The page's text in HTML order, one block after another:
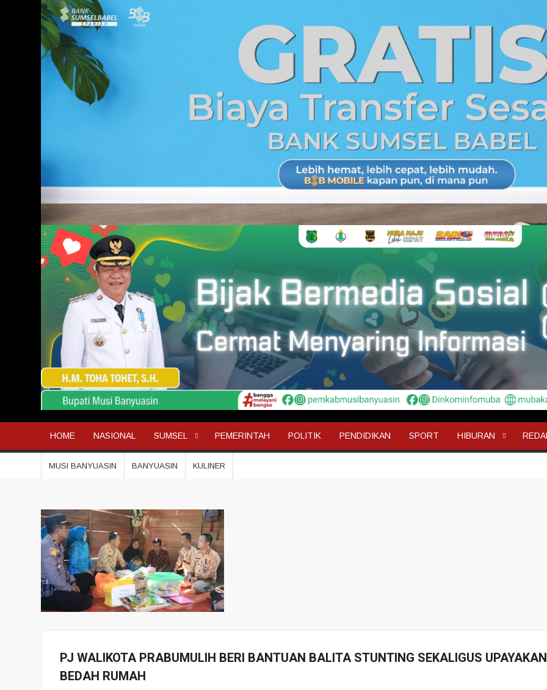
HOME NASIONAL SUMSEL PEMERINTAH POLITIK PENDIDIKAN SPORT HIBURAN
MUSI BANYUASIN BANYUASIN KULINER
PJ WALIKOTA PRABUMULIH BERI BANTUAN BALITA STUNTING SEKALIGUS UPAYAKAN
BEDAH RUMAH